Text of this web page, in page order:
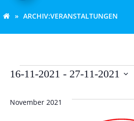
ARCHIV:VERANSTALTUNGEN
16-11-2021 - 27-11-2021
wählen.
November 2021